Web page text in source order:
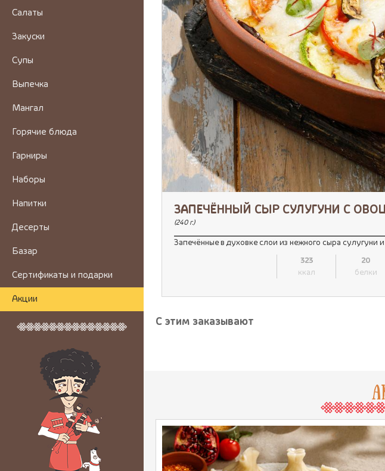
Салаты
Закуски
Супы
Выпечка
Мангал
Горячие блюда
Гарниры
Наборы
Напитки
Десерты
Базар
Сертификаты и подарки
Акции
ЗАПЕЧЁННЫЙ СЫР СУЛУГУНИ С
(240 г.)
Запечённые в духовке слои из нежного сыра сулугуни
323
ккал
20
белки
С этим заказывают